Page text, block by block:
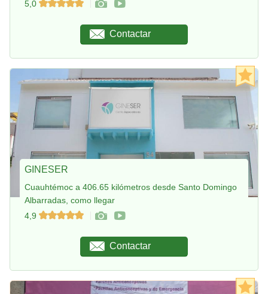
5,0
Contactar
GINESER
Cuauhtémoc a 406.65 kilómetros desde Santo Domingo
Albarradas, como llegar
4,9
Contactar